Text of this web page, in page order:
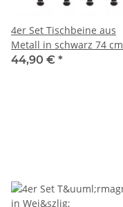
4er Set Tischbeine aus
Metall in schwarz 74 cm
verstellbar
44,90 € *